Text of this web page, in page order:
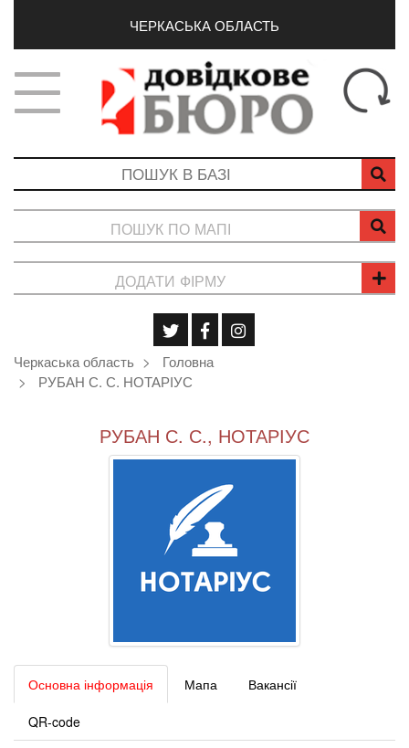
ЧЕРКАСЬКА ОБЛАСТЬ
ПОШУК ПО МАПІ
ДОДАТИ ФІРМУ
Черкаська область
Головна
РУБАН С. С. НОТАРІУС
РУБАН С. С., НОТАРІУС
Основна інформація Мапа Вакансії
QR-code